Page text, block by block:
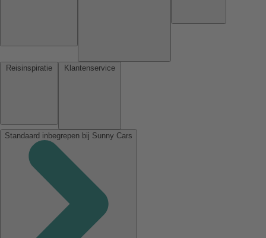
Standaard inbegrepen bij Sunny Cars